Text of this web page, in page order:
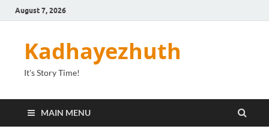
August 7, 2026
Kadhayezhuth
It's Story Time!
MAIN MENU